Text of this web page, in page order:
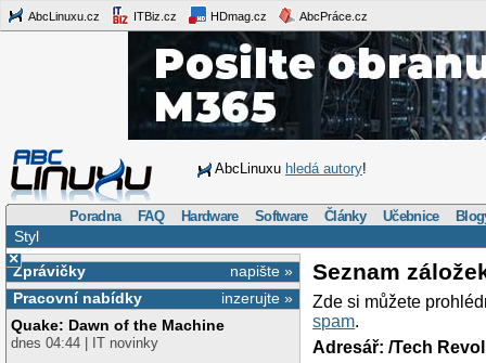
AbcLinuxu.cz ITBiz.cz HDmag.cz AbcPráce.cz
AbcLinuxu hledá autory!
Poradna FAQ Hardware Software Články Učebnice
Styl
×
napište »
Zprávičky
inzerujte »
Pracovní nabídky
Quake: Dawn of the Machine
dnes 04:44 | IT novinky
Seznam
Zde si můžete
spam.
Adresář: /Tech